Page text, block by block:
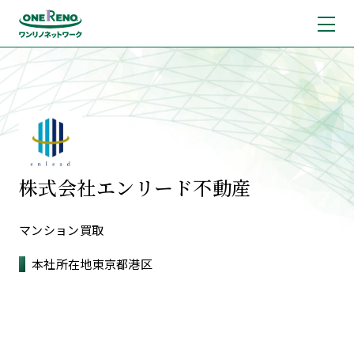
株式会社エンリード不動産
マンション買取
本社所在地東京都港区